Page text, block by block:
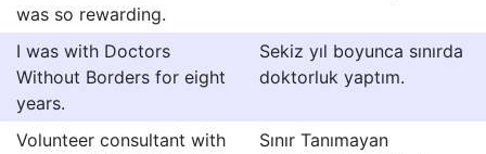
was so rewarding.
I was with Doctors
Without Borders for eight
years.
Sekiz yıl boyunca sınırda
doktorluk yaptım.
Volunteer consultant with
Sınır Tanımayan